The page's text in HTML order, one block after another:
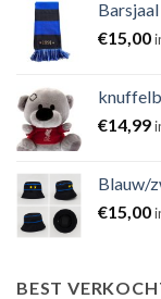
€15,00
€14,99
Blauw/
€15,00
BEST